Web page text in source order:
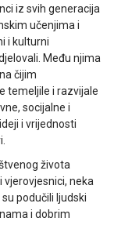
iz svih generacija
učenjima i
i kulturni
Među njima
čijim
temeljile i razvijale
socijalne i
i vrijednosti
života
neka
podučili ljudski
i dobrim